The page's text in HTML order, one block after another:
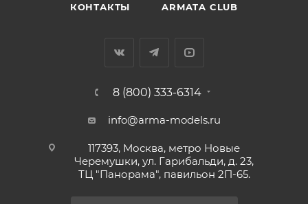
КОНТАКТЫ ARMATA CLUB
8 (800) 333-6314
info@arma-models.ru
117393, Москва, метро Новые
Черемушки, ул. Гарибальди, д. 23,
ТЦ "Панорама", павильон 2П-65.